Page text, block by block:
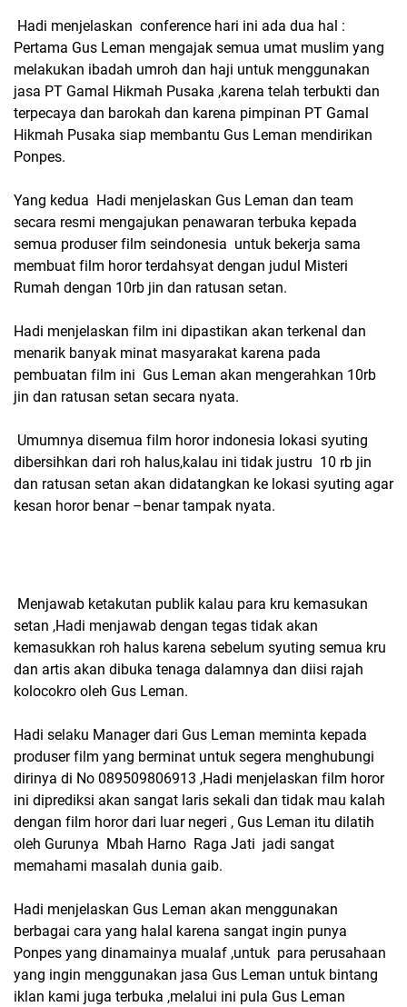
Hadi menjelaskan conference hari ini ada dua hal :
Pertama Gus Leman mengajak semua umat muslim yang
melakukan ibadah umroh dan haji untuk menggunakan
jasa PT Gamal Hikmah Pusaka ,karena telah terbukti dan
terpecaya dan barokah dan karena pimpinan PT Gamal
Hikmah Pusaka siap membantu Gus Leman mendirikan
Ponpes.
Yang kedua Hadi menjelaskan Gus Leman dan team
secara resmi mengajukan penawaran terbuka kepada
semua produser film seindonesia untuk bekerja sama
membuat film horor terdahsyat dengan judul Misteri
Rumah dengan 10rb jin dan ratusan setan.
Hadi menjelaskan film ini dipastikan akan terkenal dan
menarik banyak minat masyarakat karena pada
pembuatan film ini Gus Leman akan mengerahkan 10rb
jin dan ratusan setan secara nyata.
Umumnya disemua film horor indonesia lokasi syuting
dibersihkan dari roh halus,kalau ini tidak justru 10 rb jin
dan ratusan setan akan didatangkan ke lokasi syuting agar
kesan horor benar –benar tampak nyata.
Menjawab ketakutan publik kalau para kru kemasukan
setan ,Hadi menjawab dengan tegas tidak akan
kemasukkan roh halus karena sebelum syuting semua kru
dan artis akan dibuka tenaga dalamnya dan diisi rajah
kolocokro oleh Gus Leman.
Hadi selaku Manager dari Gus Leman meminta kepada
produser film yang berminat untuk segera menghubungi
dirinya di No 089509806913 ,Hadi menjelaskan film horor
ini diprediksi akan sangat laris sekali dan tidak mau kalah
dengan film horor dari luar negeri , Gus Leman itu dilatih
oleh Gurunya Mbah Harno Raga Jati jadi sangat
memahami masalah dunia gaib.
Hadi menjelaskan Gus Leman akan menggunakan
berbagai cara yang halal karena sangat ingin punya
Ponpes yang dinamainya mualaf ,untuk para perusahaan
yang ingin menggunakan jasa Gus Leman untuk bintang
iklan kami juga terbuka ,melalui ini pula Gus Leman